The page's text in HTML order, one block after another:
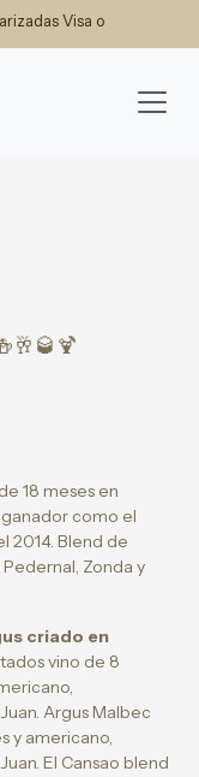
Visa o
18 meses en
como el
2014. Blend de
Zonda y
criado en
vino de 8
Argus Malbec
y americano,
El Cansao blend